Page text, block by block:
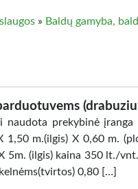
» Baldų gamyba,
naudota prekybinė
1,50 m.(ilgis) X 0,60 m.
5m. (ilgis) kaina 350 lt./
0,80 […]